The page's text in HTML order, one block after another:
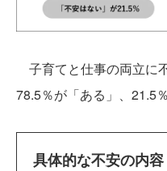
子育てと仕事の両立に
78.5％が「ある」、21.5
具体的な不安の内容